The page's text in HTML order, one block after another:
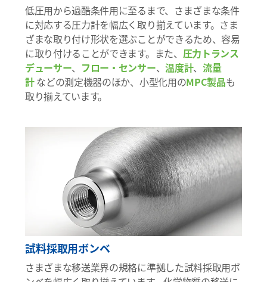
低圧用から過酷条件用に至るまで、さまざまな条件
に対応する圧力計を幅広く取り揃えています。さま
ざまな取り付け形状を選ぶことができるため、容易
に取り付けることができます。また、 圧力トランス
デューサー、 フロー・センサー、温度計、 流量
計などの測定機器のほか、小型化用のMPC製品も
取り揃えています。
試料採取用ボンベ
さまざまな移送業界の規格に準拠した試料採取用ボ